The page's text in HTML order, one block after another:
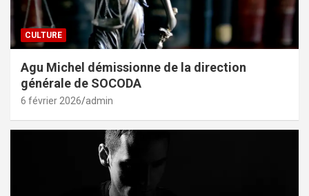
CULTURE
Agu Michel démissionne de la direction
générale de SOCODA
6 février 2026 admin